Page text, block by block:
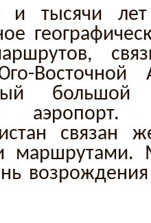
и тысячи
связан
маршрутами.